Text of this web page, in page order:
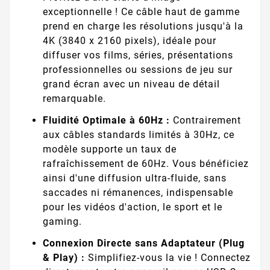
exceptionnelle ! Ce câble haut de gamme
prend en charge les résolutions jusqu'à la
4K (3840 x 2160 pixels), idéale pour
diffuser vos films, séries, présentations
professionnelles ou sessions de jeu sur
grand écran avec un niveau de détail
remarquable.
Fluidité Optimale à 60Hz : Contrairement
aux câbles standards limités à 30Hz, ce
modèle supporte un taux de
rafraîchissement de 60Hz. Vous bénéficiez
ainsi d'une diffusion ultra-fluide, sans
saccades ni rémanences, indispensable
pour les vidéos d'action, le sport et le
gaming.
Connexion Directe sans Adaptateur (Plug
& Play) : Simplifiez-vous la vie ! Connectez